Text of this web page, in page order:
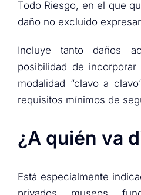
Todo Riesgo, en el que
daño no excluido
Incluye tanto daños
posibilidad de
modalidad “clavo a
requisitos mínimos de
¿A quién va
Está especialmente